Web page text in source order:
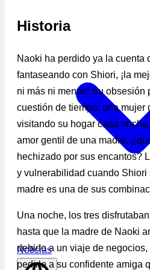
Noticias
Historia
Naoki ha perdido ya la cuenta
fantaseando con Shiori, ¡la
ni más ni menos! Su obsesión
cuestión de tiempo; una mujer
visitando su hogar cada
amor gentil de una madre,
hechizado por sus encantos?
y vulnerabilidad cuando Shiori
madre es una de sus
Una noche, los tres
hasta que la madre de Naoki
debido a un viaje de negocios,
pedirle a su confidente amiga